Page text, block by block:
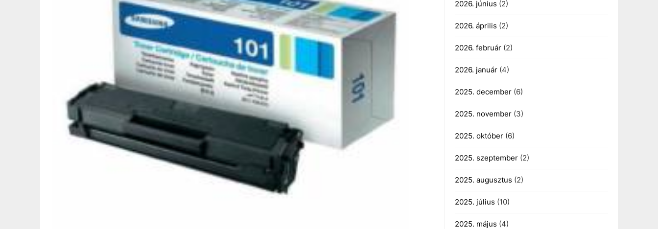
2026. június (2)
2026. április (2)
2026. február(2)
2026. január(4)
2025. december(6)
2025. november(3)
2025. október(6)
2025. szeptember(2)
2025. augusztus (2)
2025. július (10)
2025. május (4)